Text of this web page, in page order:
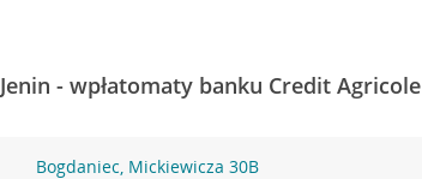
Jenin - wpłatomaty banku Credit Agricole
Bogdaniec, Mickiewicza 30B